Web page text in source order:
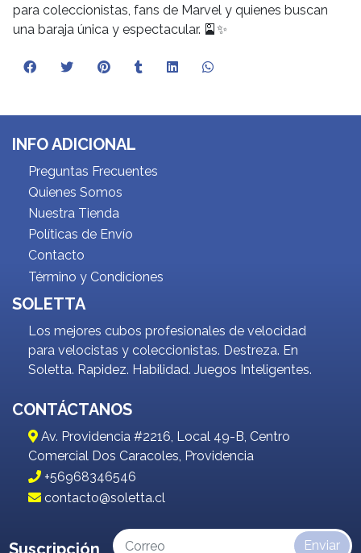
para coleccionistas, fans de Marvel y quienes buscan
una baraja única y espectacular. 🎴✨
INFO ADICIONAL
Preguntas Frecuentes
Quienes Somos
Nuestra Tienda
Políticas de Envío
Contacto
Término y Condiciones
SOLETTA
Los mejores cubos profesionales de velocidad
para velocistas y coleccionistas. Destreza. En
Soletta. Rapidez. Habilidad. Juegos Inteligentes.
CONTÁCTANOS
Av. Providencia #2216, Local 49-B, Centro
Comercial Dos Caracoles, Providencia
+56968346546
contacto@soletta.cl
Suscripción Enviar